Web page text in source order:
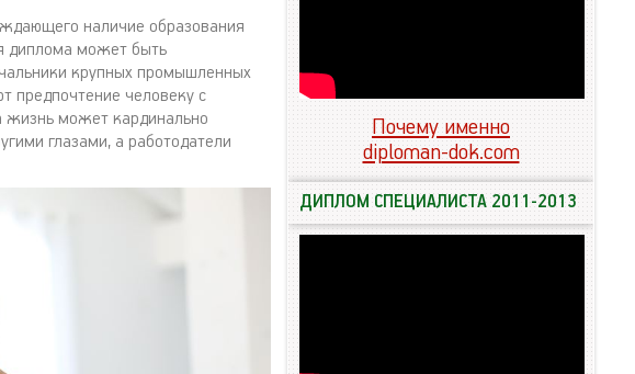
наличие образования
диплома может быть
крупных промышленных
предпочтение человеку с
жизнь может кардинально
глазами, а работодатели
Почему именно
diploman-dok.com
ДИПЛОМ СПЕЦИАЛИСТА 2011-2013